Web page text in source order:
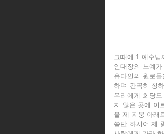
그때에 1 예수
인대장의 노예
유다인의 원로
하며 간곡히 청
우리에게 회당
지 않은 곳에 이
을 제 지붕 아래
씀만 하시어 제